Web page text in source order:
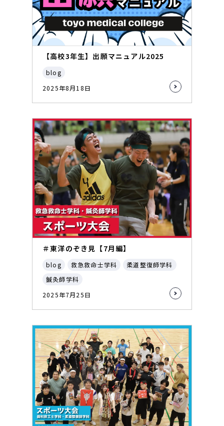
【高校3年生】出願マニュアル2025
blog
2025年8月18日
＃東洋のぞき見【7月編】
blog 救急救命士学科
柔道整復師学科
鍼灸師学科
2025年7月25日